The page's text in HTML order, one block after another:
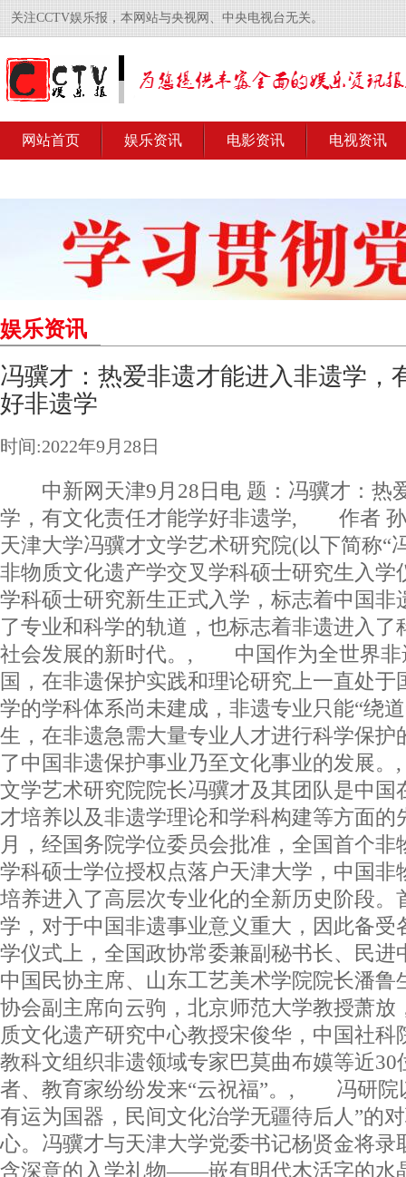
关注CCTV娱乐报，本网站与央视网、中央电视台无关。
网站首页 娱乐资讯 电影资讯 电视资讯
娱乐资讯
冯骥才：热爱非遗才能进入非遗学，
好非遗学
时间:2022年9月28日
中新网天津9月28日电 题：冯骥才：热
学，有文化责任才能学好非遗学, 作者
天津大学冯骥才文学艺术研究院(以下简称“
非物质文化遗产学交叉学科硕士研究生入学
学科硕士研究新生正式入学，标志着中国非
了专业和科学的轨道，也标志着非遗进入了
社会发展的新时代。, 中国作为全世界非
国，在非遗保护实践和理论研究上一直处于
学的学科体系尚未建成，非遗专业只能“绕
生，在非遗急需大量专业人才进行科学保护
了中国非遗保护事业乃至文化事业的发
文学艺术研究院院长冯骥才及其团队是中国
才培养以及非遗学理论和学科构建等方面的
月，经国务院学位委员会批准，全国首个非
学科硕士学位授权点落户天津大学，中国非
培养进入了高层次专业化的全新历史阶段。
学，对于中国非遗事业意义重大，因此
学仪式上，全国政协常委兼副秘书长、民进
中国民协主席、山东工艺美术学院院长潘鲁
协会副主席向云驹，北京师范大学教授萧放
质文化遗产研究中心教授宋俊华，中国社科
教科文组织非遗领域专家巴莫曲布嫫等近30
者、教育家纷纷发来“云祝福”。, 冯研院
有运为国器，民间文化治学无疆待后人”的
心。冯骥才与天津大学党委书记杨贤金将录
含深意的入学礼物——嵌有明代木活字的水